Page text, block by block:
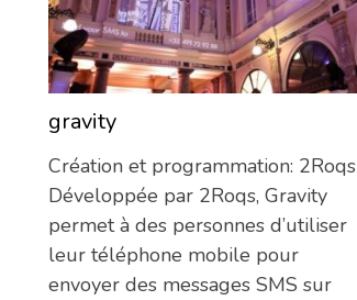
11/06/2013gravity
Création et programmation: 2Roqs
Développée par 2Roqs, Gravity
permet à des personnes d’utiliser
leur téléphone mobile pour
envoyer des messages SMS sur